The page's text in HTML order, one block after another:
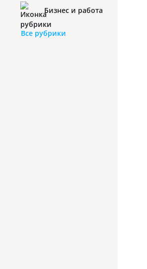
Бизнес и работа
Все рубрики